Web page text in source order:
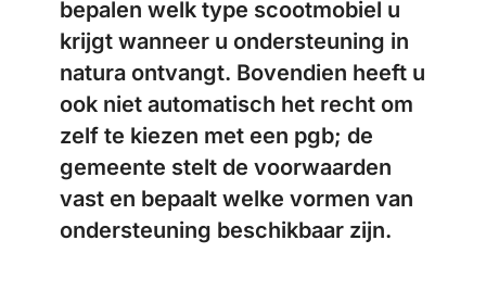
bepalen welk type scootmobiel u
krijgt wanneer u ondersteuning in
natura ontvangt. Bovendien heeft u
ook niet automatisch het recht om
zelf te kiezen met een pgb; de
gemeente stelt de voorwaarden
vast en bepaalt welke vormen van
ondersteuning beschikbaar zijn.